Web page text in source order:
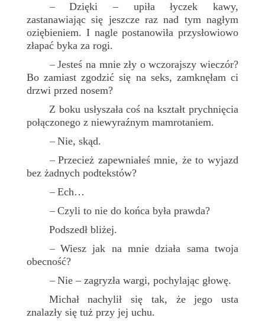
–Dzięki – upiła łyczek kawy,
zastanawiając się jeszcze raz nad tym nagłym
oziębieniem. I nagle postanowiła przysłowiowo
złapać byka za rogi.
–Jesteś na mnie zły o wczorajszy wieczór?
Bo zamiast zgodzić się na seks, zamknęłam ci
drzwi przed nosem?
Z boku usłyszała coś na kształt prychnięcia
połączonego z niewyraźnym mamrotaniem.
– Nie, skąd.
–Przecież zapewniałeś mnie, że to wyjazd
bez żadnych podtekstów?
– Ech…
– Czyli to nie do końca była prawda?
Podszedł bliżej.
–Wiesz jak na mnie działa sama twoja
obecność?
– Nie – zagryzła wargi, pochylając głowę.
Michał nachylił się tak, że jego usta
znalazły się tuż przy jej uchu.